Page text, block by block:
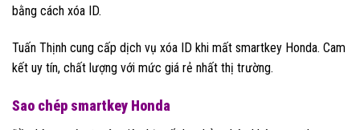
bằng cách xóa ID.
Tuấn Thịnh cung cấp dịch vụ xóa ID khi mất smartkey Honda. Cam
kết uy tín, chất lượng với mức giá rẻ nhất thị trường.
Sao chép smartkey Honda